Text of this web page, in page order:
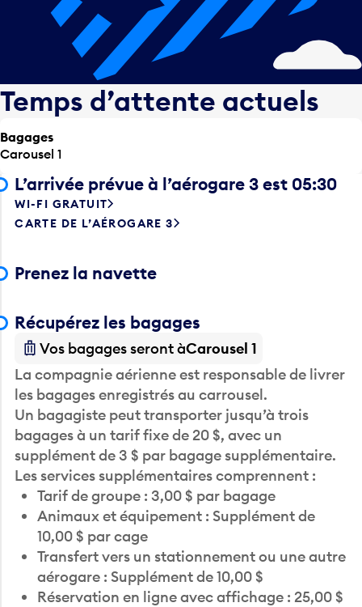
Temps d’attente actuels
Bagages
Carousel 1
L’arrivée prévue à l’aérogare 3 est 05:30
WI-FI GRATUIT
CARTE DE L’AÉROGARE 3
Prenez la navette
Récupérez les bagages
Vos bagages seront àCarousel 1
La compagnie aérienne est responsable de livrer
les bagages enregistrés au carrousel.
Un bagagiste peut transporter jusqu’à trois
bagages à un tarif fixe de 20 $, avec un
supplément de 3 $ par bagage supplémentaire.
Les services supplémentaires comprennent :
Tarif de groupe : 3,00 $ par bagage
Animaux et équipement : Supplément de
10,00 $ par cage
Transfert vers un stationnement ou une autre
aérogare : Supplément de 10,00 $
Réservation en ligne avec affichage : 25,00 $